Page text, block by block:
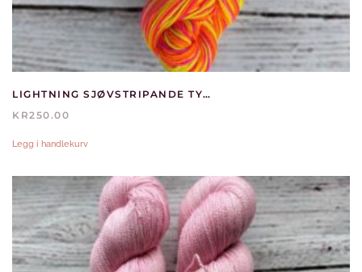
LIGHTNING SJØVSTRIPANDE TYNN SOKK
KR250.00
Legg i handlekurv